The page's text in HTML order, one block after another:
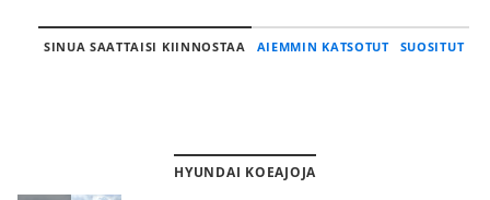
SINUA SAATTAISI KIINNOSTAA AIEMMIN KATSOTUT SUOSITUT
HYUNDAI KOEAJOJA